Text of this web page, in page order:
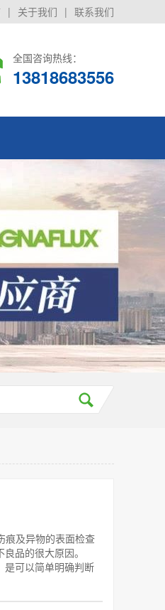
| 关于我们 | 联系我们
全国咨询热线：
13818683556
痕及异物的表面检查
品的很大原因。
是可以简单明确判断